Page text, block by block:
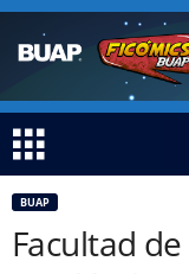
BUAP
Facultad